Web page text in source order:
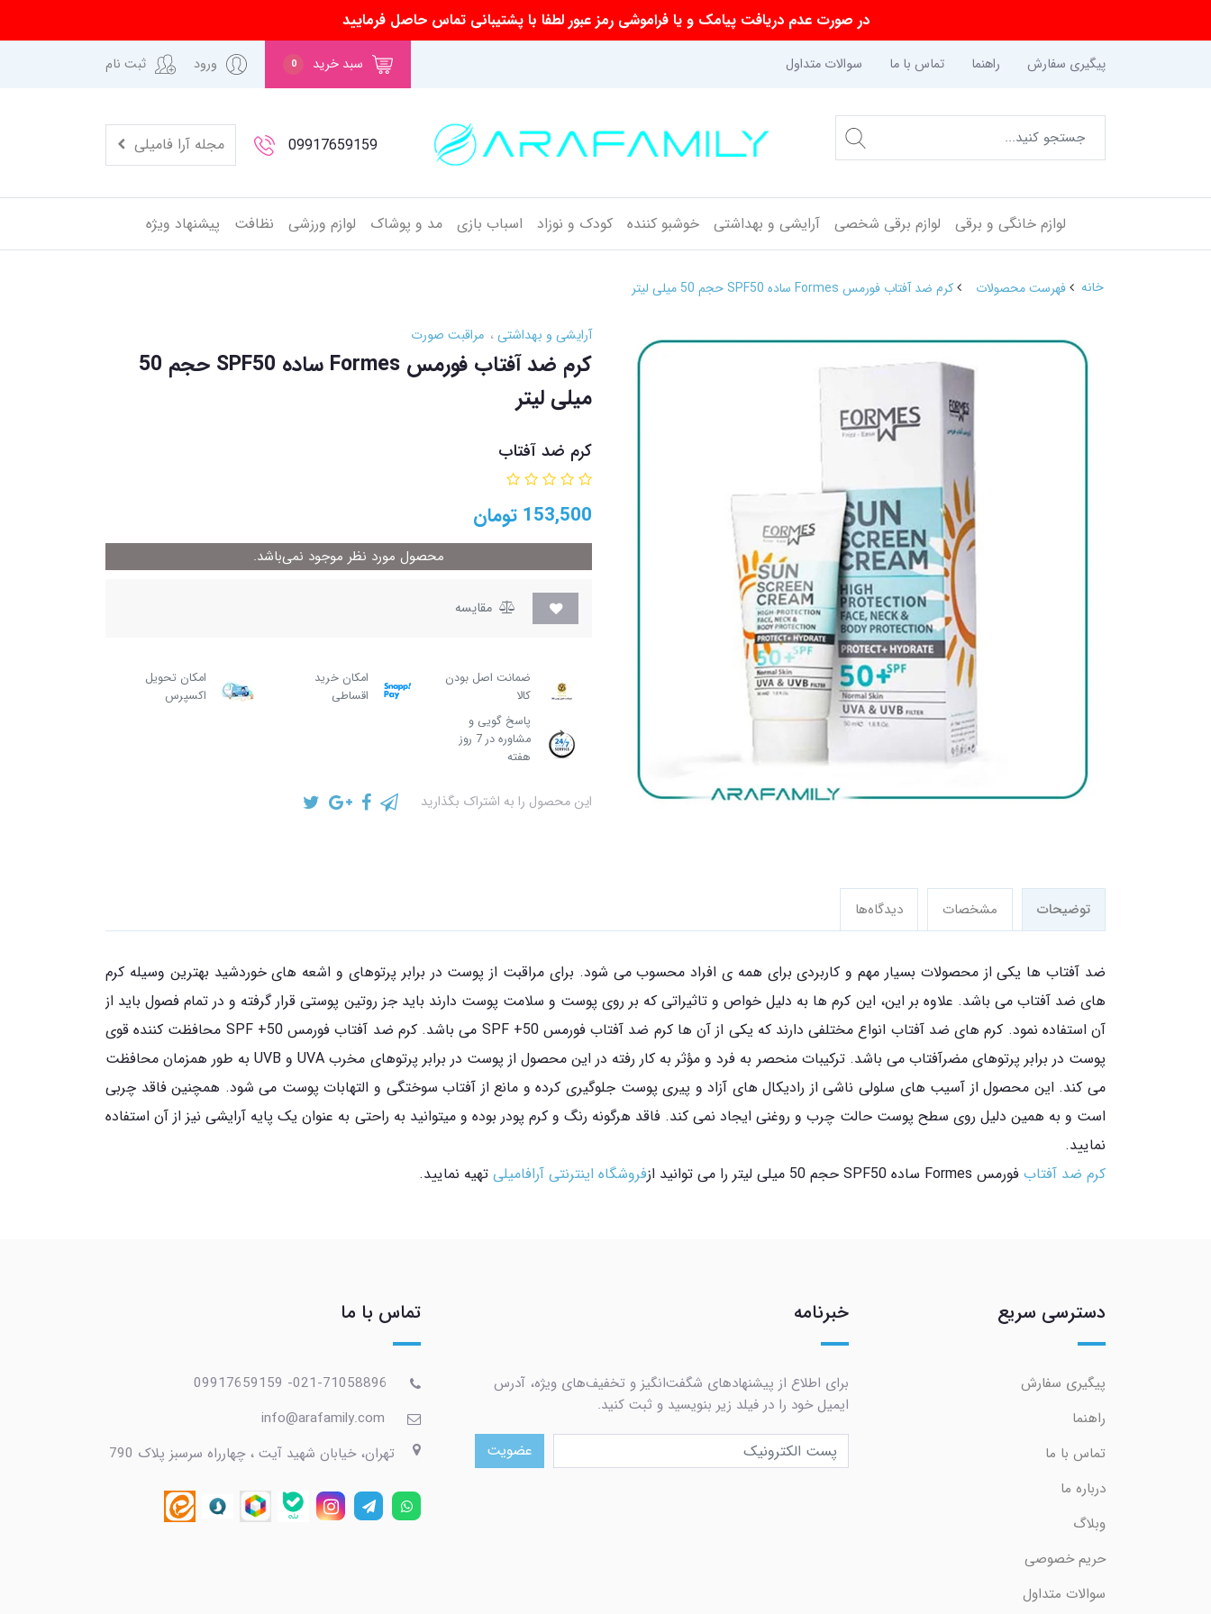
در صورت عدم دریافت پیامک و یا فراموشی رمز عبور لطفا با پشتیبانی تماس حاصل فرمایید
پیگیری سفارش راهنما تماس با ما سوالات متداول سبد خرید 0 ورود ثبت نام
09917659159 مجله آرا فامیلی
لوازم خانگی و برقی لوازم برقی شخصی آرایشی و بهداشتی خوشبو کننده کودک و نوزاد اسباب بازی مد و پوشاک لوازم ورزشی نظافت پیشنهاد ویژه
خانه فهرست محصولات کرم ضد آفتاب فورمس Formes ساده SPF50 حجم 50 میلی لیتر
آرایشی و بهداشتی مراقبت صورت
کرم ضد آفتاب فورمس Formes ساده SPF50 حجم 50
میلی لیتر
کرم ضد آفتاب
153,500 تومان
محصول مورد نظر موجود نمی‌باشد.
مقایسه
ضمانت اصل بودن
کالا
امکان خرید
اقساطی
امکان تحویل
اکسپرس
پاسخ گویی و
مشاوره در 7 روز
هفته
این محصول را به اشتراک بگذارید
توضیحات مشخصات دیدگاه‌ها
ضد آفتاب ها یکی از محصولات بسیار مهم و کاربردی برای همه ی افراد محسوب می شود. برای مراقبت از پوست در برابر پرتوهای و اشعه های خوردشید بهترین وسیله کرم
های ضد آفتاب می باشد. علاوه بر این، این کرم ها به دلیل خواص و تاثیراتی که بر روی پوست و سلامت پوست دارند باید جز روتین پوستی قرار گرفته و در تمام فصول باید از
آن استفاده نمود. کرم های ضد آفتاب انواع مختلفی دارند که یکی از آن ها کرم ضد آفتاب فورمس SPF +50 می باشد. کرم ضد آفتاب فورمس SPF +50 محافظت کننده قوی
پوست در برابر پرتوهای مضرآفتاب می باشد. ترکیبات منحصر به فرد و مؤثر به کار رفته در این محصول از پوست در برابر پرتوهای مخرب UVA و UVB به طور همزمان محافظت
می کند. این محصول از آسیب های سلولی ناشی از رادیکال های آزاد و پیری پوست جلوگیری کرده و مانع از آفتاب سوختگی و التهابات پوست می شود. همچنین فاقد چربی
است و به همین دلیل روی سطح پوست حالت چرب و روغنی ایجاد نمی کند. فاقد هرگونه رنگ و کرم پودر بوده و میتوانید به راحتی به عنوان یک پایه آرایشی نیز از آن استفاده
نمایید.
کرم ضد آفتاب فورمس Formes ساده SPF50 حجم 50 میلی لیتر را می توانید از فروشگاه اینترنتی آرافامیلی تهیه نمایید.
دسترسی سریع
پیگیری سفارش
راهنما
تماس با ما
درباره ما
وبلاگ
حریم خصوصی
سوالات متداول
خبرنامه
برای اطلاع از پیشنهادهای شگفت‌انگیز و تخفیف‌های ویژه، آدرس
ایمیل خود را در فیلد زیر بنویسید و ثبت کنید.
عضویت
تماس با ما
تهران، خیابان شهید آیت ، چهارراه سرسبز پلاک 790